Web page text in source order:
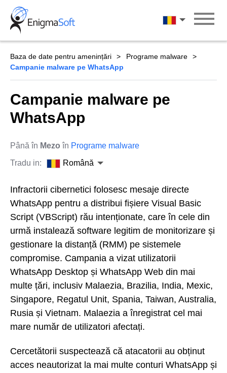
Skip
content
Română
Baza de date pentru amenințări
Programe malware
Campanie malware pe WhatsApp
Campanie malware pe
WhatsApp
Până în Mezo în Programe malware
Tradu in:
Română
Infractorii cibernetici folosesc mesaje directe
WhatsApp pentru a distribui fișiere Visual Basic
Script (VBScript) rău intenționate, care în cele din
urmă instalează software legitim de monitorizare și
gestionare la distanță (RMM) pe sistemele
compromise. Campania a vizat utilizatorii
WhatsApp Desktop și WhatsApp Web din mai
multe țări, inclusiv Malaezia, Brazilia, India, Mexic,
Singapore, Regatul Unit, Spania, Taiwan, Australia,
Rusia și Vietnam. Malaezia a înregistrat cel mai
mare număr de utilizatori afectați.
Cercetătorii suspectează că atacatorii au obținut
acces neautorizat la mai multe conturi WhatsApp și